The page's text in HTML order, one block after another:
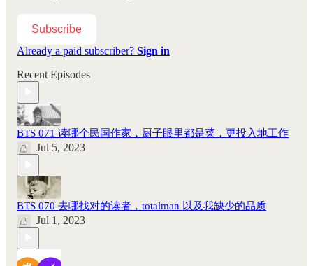
Subscribe
Already a paid subscriber? Sign in
Recent Episodes
BTS 071 读哪个民国作家，厨子眼里都是菜，更投入地工作
Jul 5, 2023
BTS 070 去哪找对的读者，totalman 以及我缺少的品质
Jul 1, 2023